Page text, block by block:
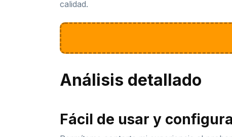
calidad.
Análisis detallado
Fácil de usar y